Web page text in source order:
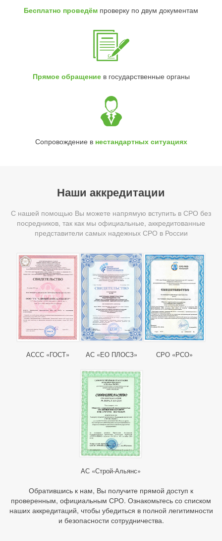
Бесплатно проведём проверку по двум документам
Прямое обращениев государственные органы
Сопровождение в нестандартных ситуациях
Наши аккредитации
С нашей помощью Вы можете напрямую вступить в СРО без
посредников, так как мы официальные, аккредитованные
представители самых надежных СРО в России
АССС «ГОСТ» АС «ЕО ПЛОСЗ» СРО «РСО»
АС «Строй-Альянс»
Обратившись к нам, Вы получите прямой доступ к
проверенным, официальным СРО. Ознакомьтесь со списком
наших аккредитаций, чтобы убедиться в полной легитимности
и безопасности сотрудничества.